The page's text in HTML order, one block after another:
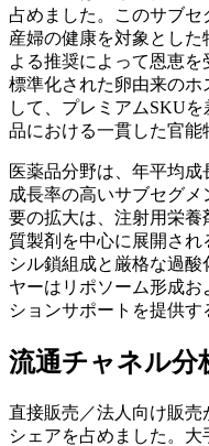
占めました。このサブ
産婦の健康を対象とし
よる推奨によって恩恵を
標準化された卵由来のホ
して、プレミアムSKU
品における一貫した官能
医薬品分野は、年平均成
成長率の高いサブセグ
要の拡大は、注射用栄
質製剤を中心に展開さ
シル鎖組成と厳格な過
ヤーはリポソーム形成
ションサポートを提供す
流通チャネル分
直接販売／法人向け販売
シェアを占めました。